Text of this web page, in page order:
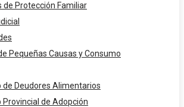
de Protección Familiar
Pequeñas Causas y Consumo
de Deudores Alimentarios
Provincial de Adopción